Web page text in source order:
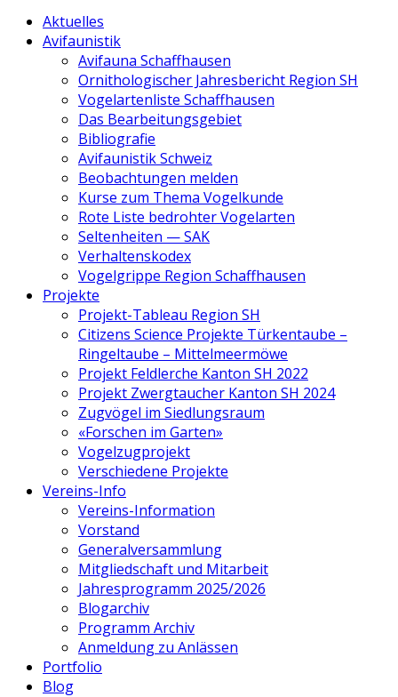
Aktuelles
Avifaunistik
Avifauna Schaffhausen
Ornithologischer Jahresbericht Region SH
Vogelartenliste Schaffhausen
Das Bearbeitungsgebiet
Bibliografie
Avifaunistik Schweiz
Beobachtungen melden
Kurse zum Thema Vogelkunde
Rote Liste bedrohter Vogelarten
Seltenheiten — SAK
Verhaltenskodex
Vogelgrippe Region Schaffhausen
Projekte
Projekt-Tableau Region SH
Citizens Science Projekte Türkentaube –
Ringeltaube – Mittelmeermöwe
Projekt Feldlerche Kanton SH 2022
Projekt Zwergtaucher Kanton SH 2024
Zugvögel im Siedlungsraum
«Forschen im Garten»
Vogelzugprojekt
Verschiedene Projekte
Vereins-Info
Vereins-Information
Vorstand
Generalversammlung
Mitgliedschaft und Mitarbeit
Jahresprogramm 2025/2026
Blogarchiv
Programm Archiv
Anmeldung zu Anlässen
Portfolio
Blog